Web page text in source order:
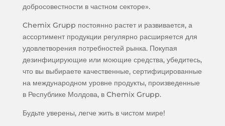
добросовестности в частном секторе».
Chemix Grupp постоянно растет и развивается, а
ассортимент продукции регулярно расширяется для
удовлетворения потребностей рынка. Покупая
дезинфицирующие или моющие средства, убедитесь,
что вы выбираете качественные, сертифицированные
на международном уровне продукты, произведенные
в Республике Молдова, в Chemix Grupp.
Будьте уверены, легче жить в чистом мире!